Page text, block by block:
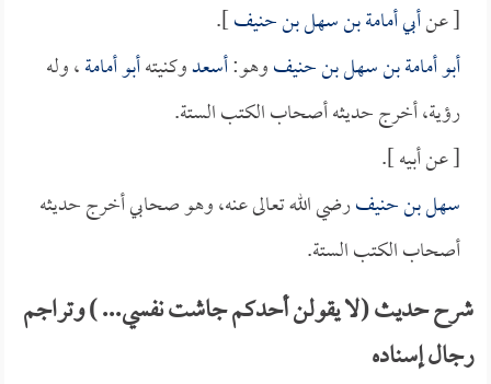
[ عنأبي أمامة بن سهل بن حنيف].
أبو أمامة بن سهل بن حنيفوهو:أسعدوكنيتهأبو أمامة، وله
رؤية، أخرج حديثه أصحاب الكتب الستة.
[ عن أبيه ].
سهل بن حنيفرضي الله تعالى عنه، وهو صحابي أخرج حديثه
أصحاب الكتب الستة.
شرح حديث (لا يقولن أحدكم جاشت نفسي... ) وتراجم
رجال إسناده